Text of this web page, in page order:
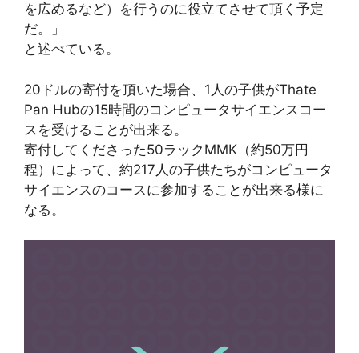
を広めるなど）を行うのに役立てさせて頂く予定
だ。」
と述べている。
20ドルの寄付を頂いた場合、1人の子供がThate
Pan Hubの15時間のコンピュータサイエンスコー
スを受けることが出来る。
寄付してくださった50ラックMMK（約50万円
程）によって、約217人の子供たちがコンピュータ
サイエンスのコースに参加することが出来る様に
なる。